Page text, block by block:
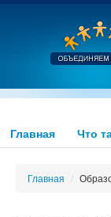
Главная Что
Главная /